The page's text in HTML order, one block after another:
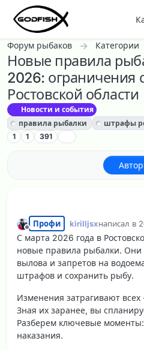
Перейти к содержанию
Форум рыбаков Категории
Новые правила
2026: ограничения
Ростовской области
Новости и события
правила рыбалки
штрафы
1
1 391
Не в сети
Профи kirilljsxнаписал в
С марта 2026 года в
новые правила рыбалки. Они
вылова и запретов на
штрафов и сохранить рыбу.
Изменения затрагивают
Зная их заранее, вы
Разберем ключевые моменты:
наказания.